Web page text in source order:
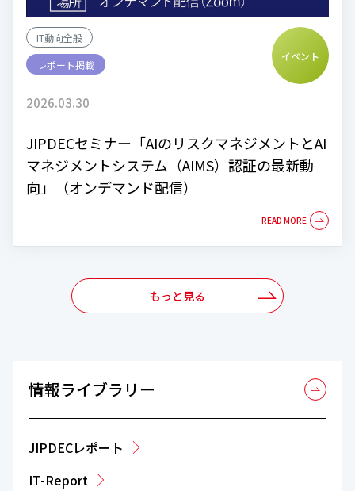
IT動向全般
レポート掲載
イベント
2026.03.30
JIPDECセミナー「AIのリスクマネジメントとAI
マネジメントシステム（AIMS）認証の最新動
向」（オンデマンド配信）
もっと見る
情報ライブラリー
JIPDECレポート
IT-Report